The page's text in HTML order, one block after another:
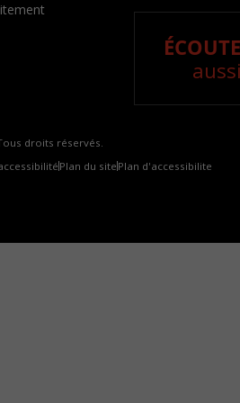
droits réservés.
Plan du site Plan d'accessibilite